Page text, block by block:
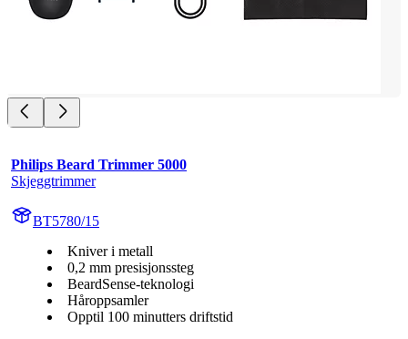
Philips Beard Trimmer 5000
Skjeggtrimmer
BT5780/15
Kniver i metall
0,2 mm presisjonssteg
BeardSense-teknologi
Håroppsamler
Opptil 100 minutters driftstid